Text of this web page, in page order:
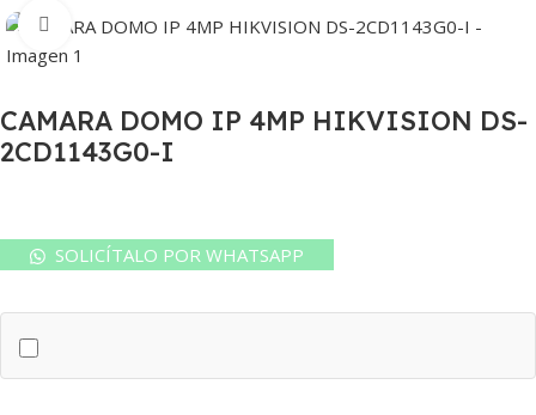
Watch video
CAMARA DOMO IP 4MP HIKVISION DS-
2CD1143G0-I
SOLICÍTALO POR WHATSAPP